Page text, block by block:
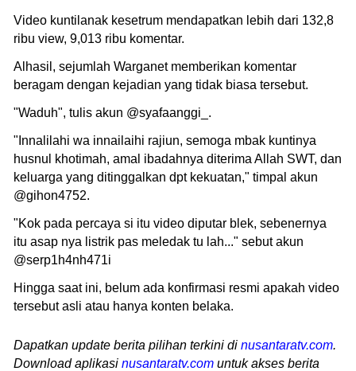
Video kuntilanak kesetrum mendapatkan lebih dari 132,8
ribu view, 9,013 ribu komentar.
Alhasil, sejumlah Warganet memberikan komentar
beragam dengan kejadian yang tidak biasa tersebut.
"Waduh", tulis akun @syafaanggi_.
"Innalilahi wa innailaihi rajiun, semoga mbak kuntinya
husnul khotimah, amal ibadahnya diterima Allah SWT, dan
keluarga yang ditinggalkan dpt kekuatan," timpal akun
@gihon4752.
"Kok pada percaya si itu video diputar blek, sebenernya
itu asap nya listrik pas meledak tu lah..." sebut akun
@serp1h4nh471i
Hingga saat ini, belum ada konfirmasi resmi apakah video
tersebut asli atau hanya konten belaka.
Dapatkan update berita pilihan terkini di nusantaratv.com.
Download aplikasi nusantaratv.com untuk akses berita